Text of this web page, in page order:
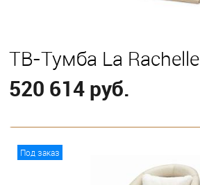
ТВ-Тумба La Rachelle
520 614 руб.
Под заказ